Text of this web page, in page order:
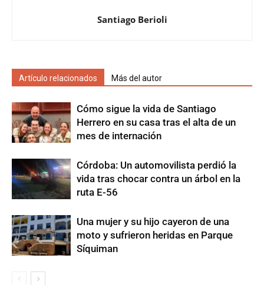
Santiago Berioli
Artículo relacionados Más del autor
Cómo sigue la vida de Santiago
Herrero en su casa tras el alta de un
mes de internación
Córdoba: Un automovilista perdió la
vida tras chocar contra un árbol en la
ruta E-56
Una mujer y su hijo cayeron de una
moto y sufrieron heridas en Parque
Síquiman